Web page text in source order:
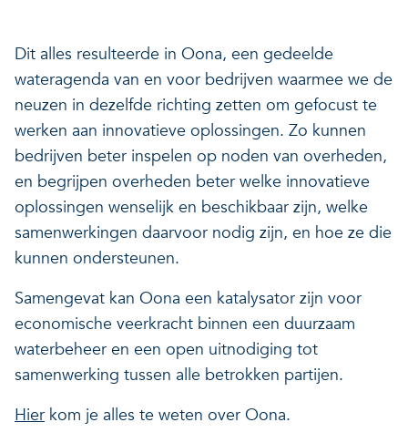
Dit alles resulteerde in Oona, een gedeelde
wateragenda van en voor bedrijven waarmee we de
neuzen in dezelfde richting zetten om gefocust te
werken aan innovatieve oplossingen. Zo kunnen
bedrijven beter inspelen op noden van overheden,
en begrijpen overheden beter welke innovatieve
oplossingen wenselijk en beschikbaar zijn, welke
samenwerkingen daarvoor nodig zijn, en hoe ze die
kunnen ondersteunen.
Samengevat kan Oona een katalysator zijn voor
economische veerkracht binnen een duurzaam
waterbeheer en een open uitnodiging tot
samenwerking tussen alle betrokken partijen.
Hier kom je alles te weten over Oona.